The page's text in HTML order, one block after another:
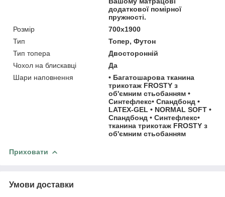
додаткової помірної
пружності.
Розмір
700х1900
Тип
Топер, Футон
Тип топера
Двосторонній
Чохол на блискавці
Да
Шари наповнення
• Багатошарова тканина
трикотаж FROSTY з
об'ємним стьобанням •
Синтефлекс• Спандбонд •
LATEX-GEL • NORMAL SOFT •
Спандбонд • Синтефлекс•
тканина трикотаж FROSTY з
об'ємним стьобанням
Приховати
Умови доставки